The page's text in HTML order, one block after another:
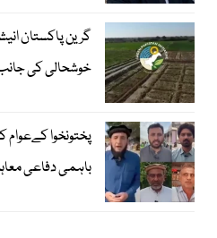
گرین پاکستان
خوشحالی کی
پختونخوا کےعوام
باہمی دفاعی